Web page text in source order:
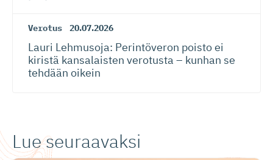
Verotus 20.07.2026
Lauri Lehmusoja: Perintöveron poisto ei
kiristä kansalaisten verotusta – kunhan se
tehdään oikein
Lue seuraavaksi